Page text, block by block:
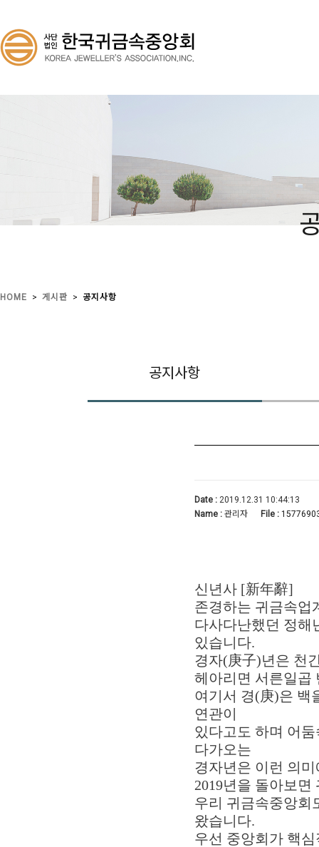
HOME > 게시판 > 공지사항
공지사항
Date :2019.12.31 10:44:13
Name :관리자 File :
신년사 [新年辭]
존경하는 귀금속업
다사다난했던 정해
있습니다.
경자(庚子)년은 천
헤아리면 서른일곱
여기서 경(庚)은 백
연관이
있다고도 하며 어
다가오는
경자년은 이런 의
2019년을 돌아보
우리 귀금속중앙회
왔습니다.
우선 중앙회가 핵